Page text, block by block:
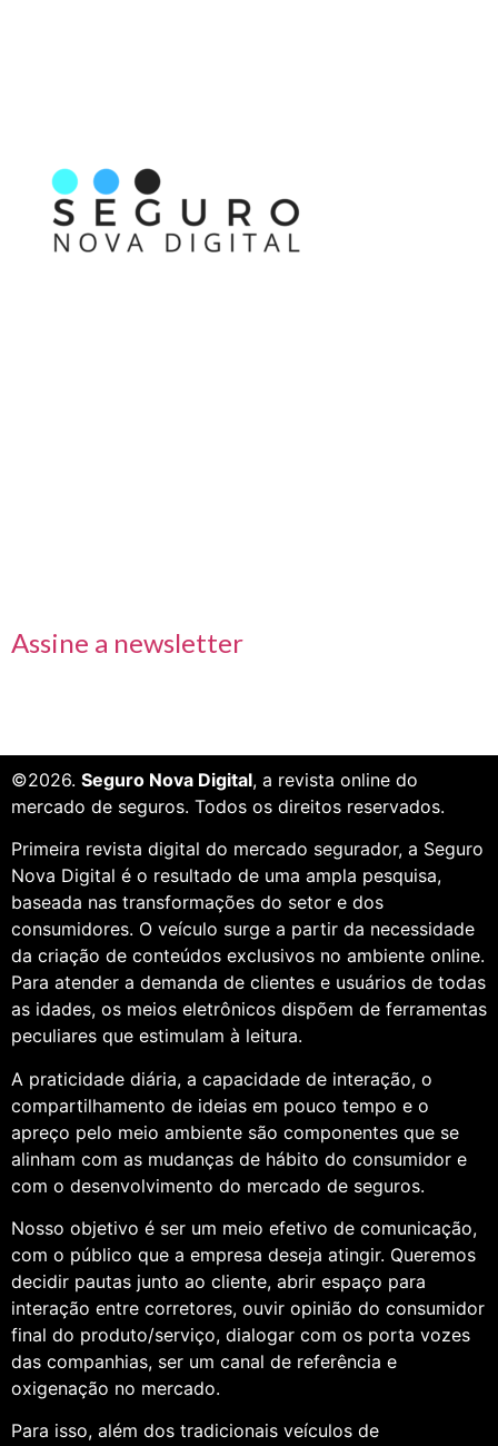
Assine a newsletter
©2026. Seguro Nova Digital, a revista online do
mercado de seguros. Todos os direitos reservados.
Primeira revista digital do mercado segurador, a Seguro
Nova Digital é o resultado de uma ampla pesquisa,
baseada nas transformações do setor e dos
consumidores. O veículo surge a partir da necessidade
da criação de conteúdos exclusivos no ambiente online.
Para atender a demanda de clientes e usuários de todas
as idades, os meios eletrônicos dispõem de ferramentas
peculiares que estimulam à leitura.
A praticidade diária, a capacidade de interação, o
compartilhamento de ideias em pouco tempo e o
apreço pelo meio ambiente são componentes que se
alinham com as mudanças de hábito do consumidor e
com o desenvolvimento do mercado de seguros.
Nosso objetivo é ser um meio efetivo de comunicação,
com o público que a empresa deseja atingir. Queremos
decidir pautas junto ao cliente, abrir espaço para
interação entre corretores, ouvir opinião do consumidor
final do produto/serviço, dialogar com os porta vozes
das companhias, ser um canal de referência e
oxigenação no mercado.
Para isso, além dos tradicionais veículos de